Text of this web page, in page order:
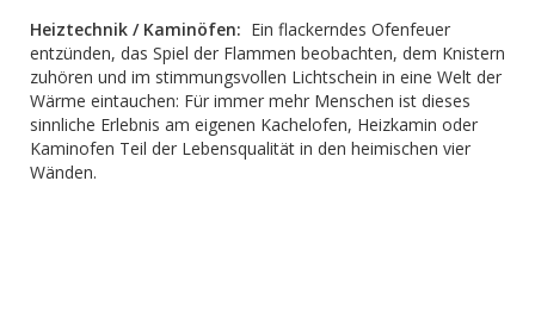
Heiztechnik / Kaminöfen: Ein flackerndes Ofenfeuer
entzünden, das Spiel der Flammen beobachten, dem Knistern
zuhören und im stimmungsvollen Lichtschein in eine Welt der
Wärme eintauchen: Für immer mehr Menschen ist dieses
sinnliche Erlebnis am eigenen Kachelofen, Heizkamin oder
Kaminofen Teil der Lebensqualität in den heimischen vier
Wänden.